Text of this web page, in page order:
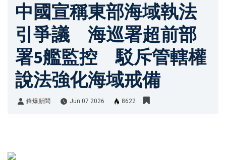
中國宣稱東部海域執法
引爭議 海巡署超前部
署5艦監控 駁斥管轄權
說法強化海域戒備
鋒爆新聞 Jun 07 2026 8622